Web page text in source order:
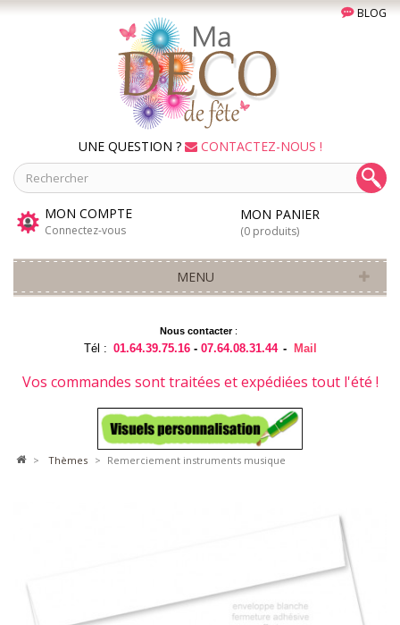
BLOG
UNE QUESTION ? CONTACTEZ-NOUS !
MON COMPTE
Connectez-vous
MON PANIER
(0 produits)
MENU
Nous contacter:
Tél : 01.64.39.75.16 -07.64.08.31.44 - Mail
Vos commandes sont traitées et expédiées tout l'été !
> thèmes > Remerciement instruments musique